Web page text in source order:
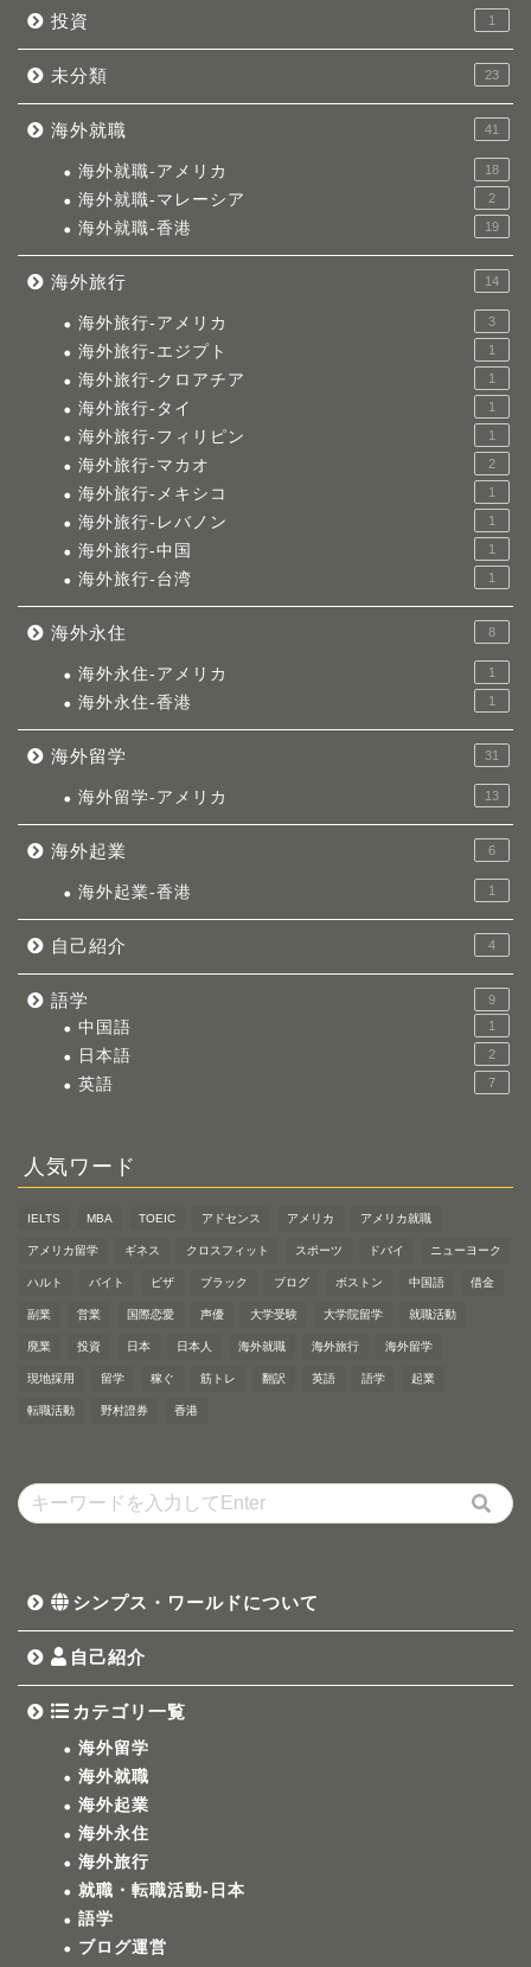
投資 1
未分類 23
海外就職 41
海外就職-アメリカ 18
海外就職-マレーシア 2
海外就職-香港 19
海外旅行 14
海外旅行-アメリカ 3
海外旅行-エジプト 1
海外旅行-クロアチア 1
海外旅行-タイ 1
海外旅行-フィリピン 1
海外旅行-マカオ 2
海外旅行-メキシコ 1
海外旅行-レバノン 1
海外旅行-中国 1
海外旅行-台湾 1
海外永住 8
海外永住-アメリカ 1
海外永住-香港 1
海外留学 31
海外留学-アメリカ 13
海外起業 6
海外起業-香港 1
自己紹介 4
語学 9
中国語 1
日本語 2
英語 7
人気ワード
IELTS MBA TOEIC アドセンス アメリカ アメリカ就職
アメリカ留学 ギネス クロスフィット スポーツ ドバイ ニューヨーク
ハルト バイト ビザ ブラック ブログ ボストン 中国語 借金
副業 営業 国際恋愛 声優 大学受験 大学院留学 就職活動
廃業 投資 日本 日本人 海外就職 海外旅行 海外留学
現地採用 留学 稼ぐ 筋トレ 翻訳 英語 語学 起業
転職活動 野村證券 香港
シンプス・ワールドについて
自己紹介
カテゴリ一覧
海外留学
海外就職
海外起業
海外永住
海外旅行
就職・転職活動-日本
語学
ブログ運営